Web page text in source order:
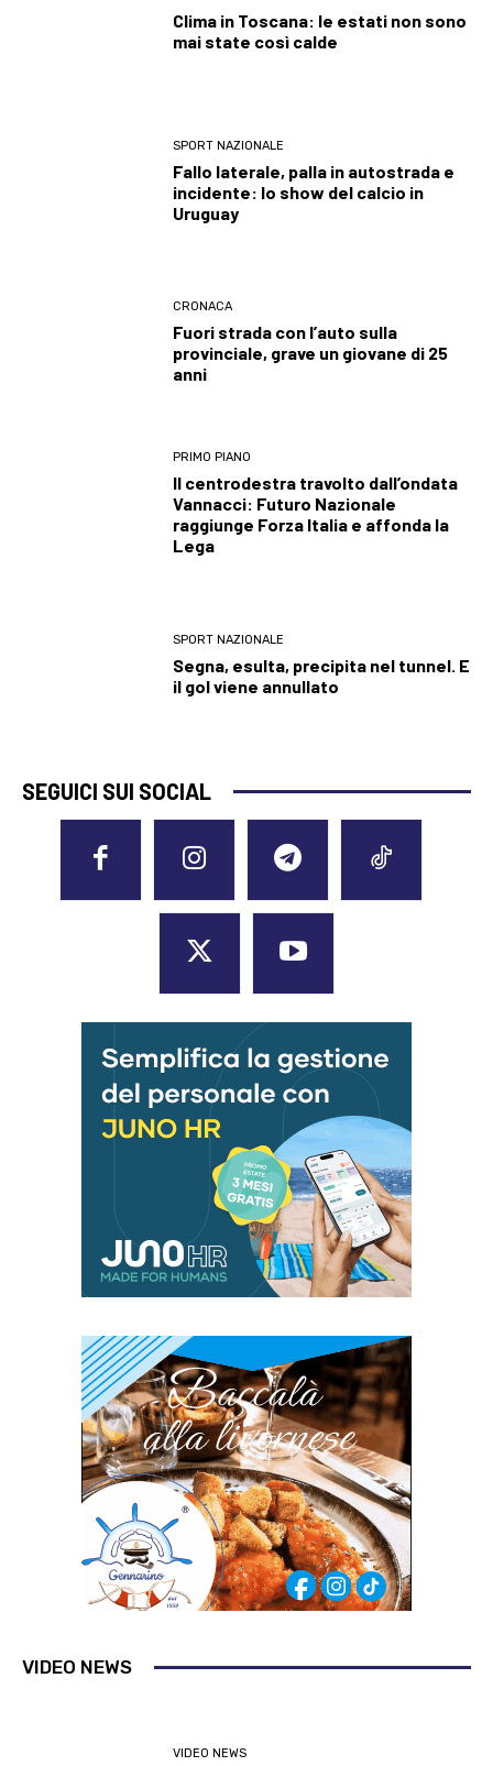
Clima in Toscana: le estati non sono
mai state così calde
SPORT NAZIONALE
Fallo laterale, palla in autostrada e
incidente: lo show del calcio in
Uruguay
CRONACA
Fuori strada con l’auto sulla
provinciale, grave un giovane di 25
anni
PRIMO PIANO
Il centrodestra travolto dall’ondata
Vannacci: Futuro Nazionale
raggiunge Forza Italia e affonda la
Lega
SPORT NAZIONALE
Segna, esulta, precipita nel tunnel. E
il gol viene annullato
SEGUICI SUI SOCIAL
VIDEO NEWS
VIDEO NEWS